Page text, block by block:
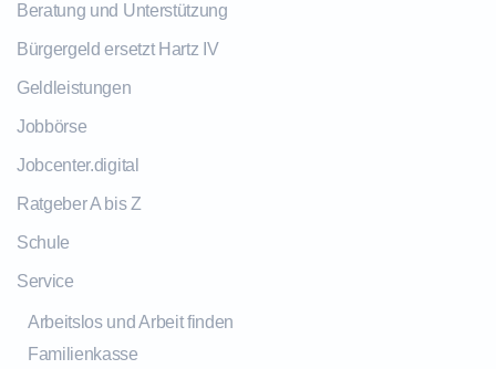
Beratung und Unterstützung
Bürgergeld ersetzt Hartz IV
Geldleistungen
Jobbörse
Jobcenter.digital
Ratgeber A bis Z
Schule
Service
Arbeitslos und Arbeit finden
Familienkasse